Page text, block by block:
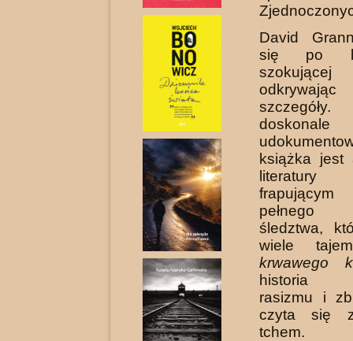
David
się po
doskonale
książka jest
pełnego
śledztwa,
wiele
krwawego
historia
rasizmu i
czyta się
tchem.